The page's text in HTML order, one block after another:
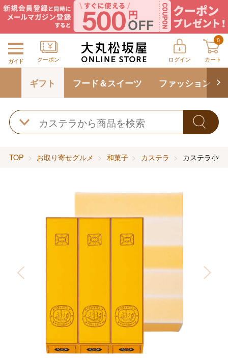
ガイド クーポン ログイン
0
カート
ギフト フード＆スイーツ ファッション
TOP お取り寄せグルメ 和菓子 カステラ カステラ小